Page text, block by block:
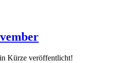
Kürze veröffentlicht!